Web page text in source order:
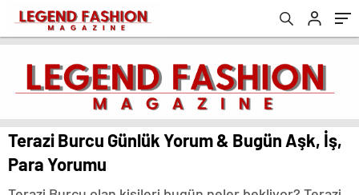
Terazi Burcu Günlük Yorum & Bugün Aşk, İş,
Para Yorumu